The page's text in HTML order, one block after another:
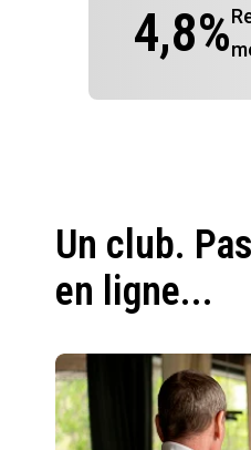
4,8%
Un club.
en ligne...